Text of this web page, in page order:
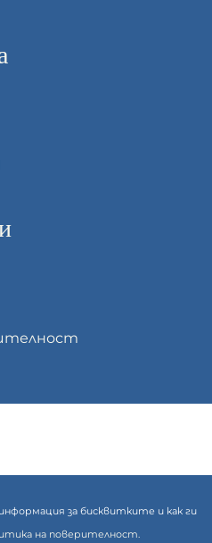
за бисквитките и как ги
на поверителност.